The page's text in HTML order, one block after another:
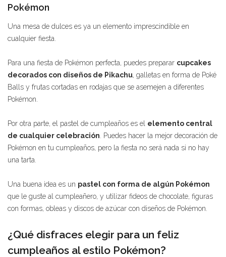
Pokémon
Una mesa de dulces es ya un elemento imprescindible en
cualquier fiesta.
Para una fiesta de Pokémon perfecta, puedes preparar cupcakes
decorados con diseños de Pikachu, galletas en forma de Poké
Balls y frutas cortadas en rodajas que se asemejen a diferentes
Pokémon.
Por otra parte, el pastel de cumpleaños es el elemento central
de cualquier celebración . Puedes hacer la mejor decoración de
Pokémon en tu cumpleaños, pero la fiesta no será nada si no hay
una tarta.
Una buena idea es un pastel con forma de algún Pokémon
que le guste al cumpleañero, y utilizar fideos de chocolate, figuras
con formas, obleas y discos de azúcar con diseños de Pokémon.
¿Qué disfraces elegir para un feliz
cumpleaños al estilo Pokémon?